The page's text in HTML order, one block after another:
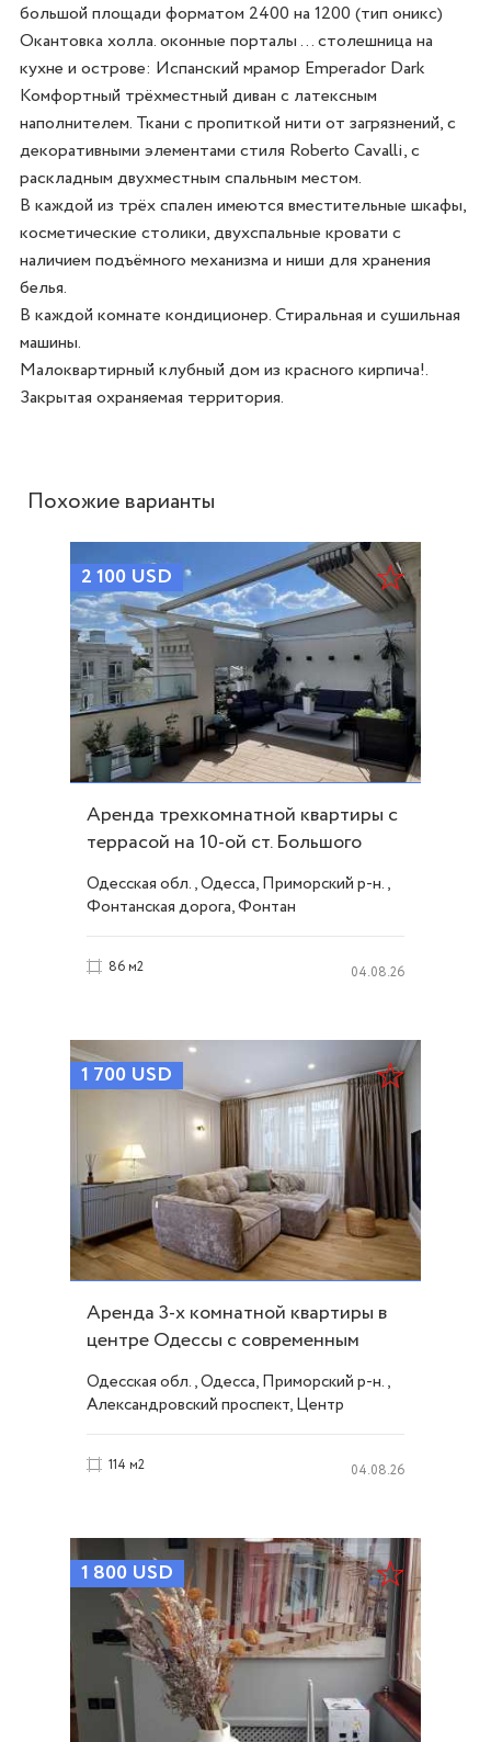
большой площади форматом 2400 на 1200 (тип оникс)
Окантовка холла. оконные порталы … столешница на
кухне и острове: Испанский мрамор Emperador Dark
Комфортный трёхместный диван с латексным
наполнителем. Ткани с пропиткой нити от загрязнений, с
декоративными элементами стиля Roberto Cavalli, с
раскладным двухместным спальным местом.
В каждой из трёх спален имеются вместительные шкафы,
косметические столики, двухспальные кровати с
наличием подъёмного механизма и ниши для хранения
белья.
В каждой комнате кондиционер. Стиральная и сушильная
машины.
Малоквартирный клубный дом из красного кирпича!.
Закрытая охраняемая территория.
Похожие варианты
2 100 USD
Аренда трехкомнатной квартиры с
террасой на 10-ой ст. Большого
Фонтана ID 54387
Одесская обл., Одесса, Приморский р-н.,
Фонтанская дорога, Фонтан
86 м2 04.08.26
1 700 USD
Аренда 3-х комнатной квартиры в
центре Одессы с современным
ремонтом. ID 53511
Одесская обл., Одесса, Приморский р-н.,
Александровский проспект, Центр
114 м2 04.08.26
1 800 USD